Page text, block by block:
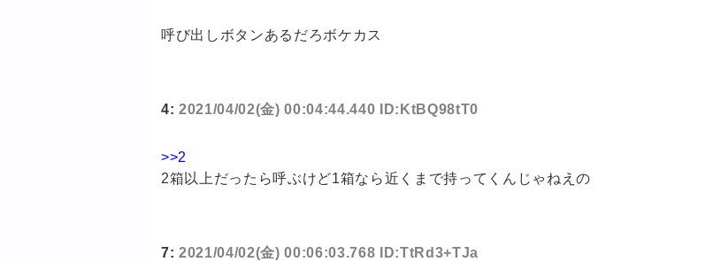
呼び出しボタンあるだろボケカス
4: 2021/04/02(金) 00:04:44.440 ID:KtBQ98tT0
>>2
2箱以上だったら呼ぶけど1箱なら近くまで持ってくんじゃねえの
7: 2021/04/02(金) 00:06:03.768 ID:TtRd3+TJa